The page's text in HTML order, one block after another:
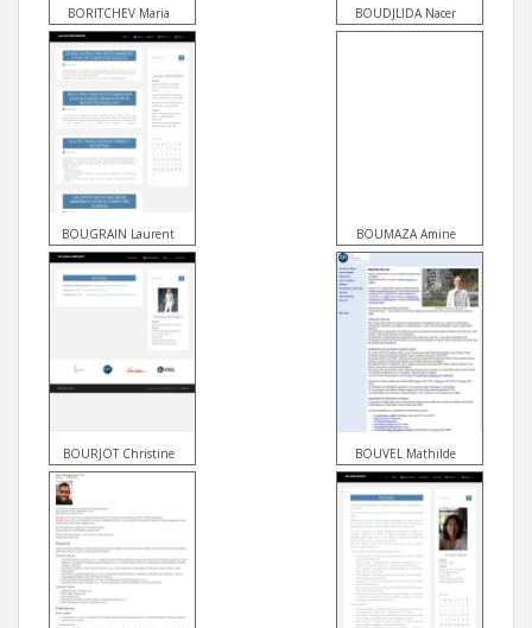
BORITCHEV Maria BOUDJLIDA Nacer
BOUGRAIN Laurent BOUMAZA Amine
BOURJOT Christine BOUVEL Mathilde